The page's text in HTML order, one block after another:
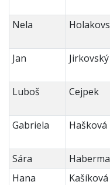
Nela
Jan Jirkovský
Luboš Cejpek
Gabriela Hašková
Sára
Hana
Kašíková